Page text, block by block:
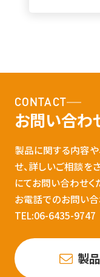
CONTACT
お問い合わ
製品に関する内容や
せ、詳しいご相談を
にてお問い合わせく
お電話でのお問い
TEL:06-6435-9747
製